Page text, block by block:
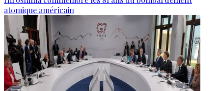
atomique américain